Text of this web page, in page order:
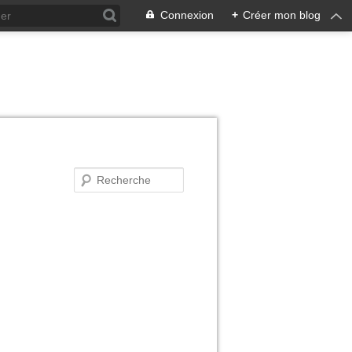
Connexion + Créer mon blog